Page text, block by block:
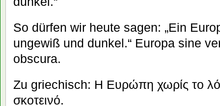
So dürfen wir heute sagen: „Ein
ungewiß und dunkel.“ Europa sine
obscura.
Zu griechisch: Η Eυρώπη χωρίς το
σκοτεινό.